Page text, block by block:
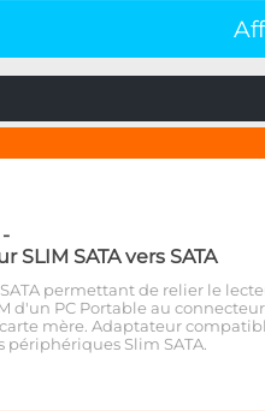
-
SLIM SATA vers SATA
permettant de relier le
d'un PC Portable au connecteur
carte mère. Adaptateur
périphériques Slim SATA.